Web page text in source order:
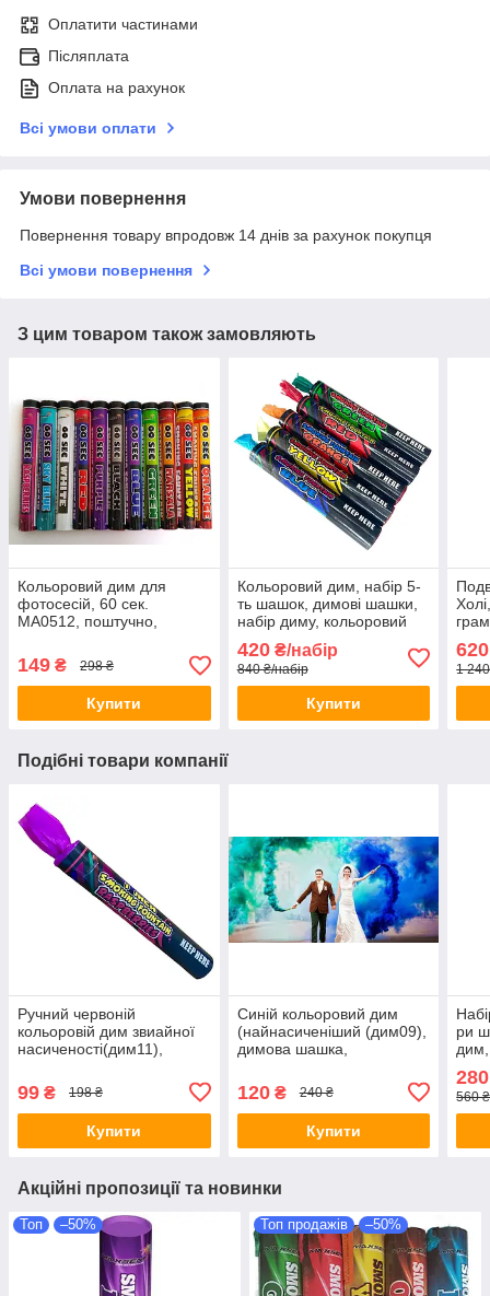
Оплатити частинами
Післяплата
Оплата на рахунок
Всі умови оплати
Умови повернення
Повернення товару впродовж 14 днів за рахунок покупця
Всі умови повернення
З цим товаром також замовляють
Кольоровий дим для
фотосесій, 60 сек.
MA0512, поштучно,
фотосесій, Кольорові
димові шашки
149 ₴ 298 ₴
Купити
Кольоровий дим, набір 5-
ть шашок, димові шашки,
набір диму, кольоровий
дим
420₴/набір
840 ₴/набір
Купити
620
1
Подібні товари компанії
Ручний червоній
кольоровій дим звиайної
насиченості(дим11),
димові шашки
99 ₴ 198 ₴
Купити
Синій кольоровий дим
(найнасиченіший (дим09),
димова шашка,
120₴ 240 ₴
Купити
ри
для
280
560
Акційні пропозиції та новинки
Топ –50% Топ продажів –50%